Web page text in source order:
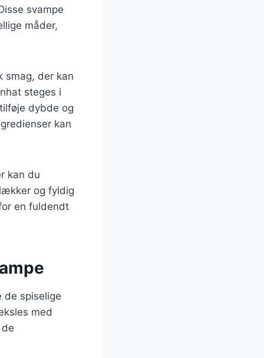
svampe
måder,
smag, der kan
steges i
dybde og
kan
kan du
og fyldig
en fuldendt
de spiselige
med